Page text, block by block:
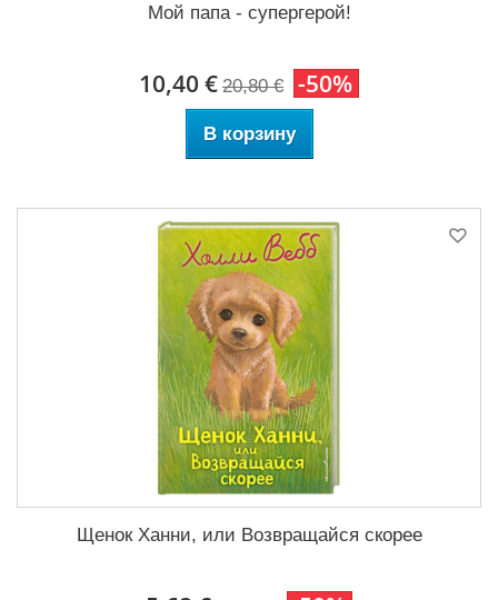
Мой папа - супергерой!
10,40 € 20,80 € -50%
В корзину
Щенок Ханни, или Возвращайся скорее